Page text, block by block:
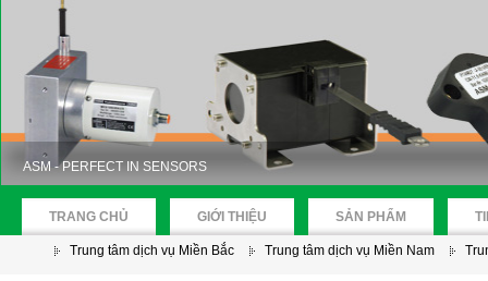
ASM - PERFECT IN SENSORS
TRANG CHỦ GIỚI THIỆU SẢN PHẨM
Trung tâm dịch vụ Miền Bắc Trung tâm dịch vụ Miền Nam